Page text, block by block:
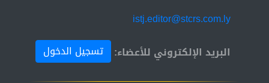
istj.editor@stcrs.com.ly
البريد الإلكتروني للأعضاء:
تسجيل الدخول